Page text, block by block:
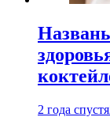
2 года спустя